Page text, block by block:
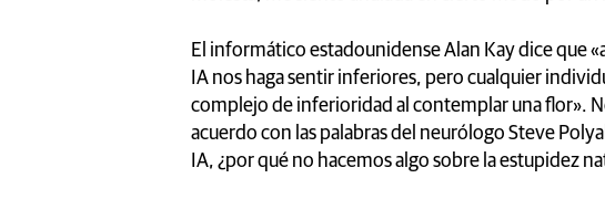
El informático estadounidense Alan Kay dice que
IA nos haga sentir inferiores, pero cualquier
complejo de inferioridad al contemplar una flor».
acuerdo con las palabras del neurólogo Steve
IA, ¿por qué no hacemos algo sobre la estupidez